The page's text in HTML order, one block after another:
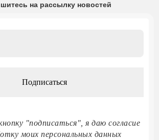
на рассылку новостей
"подписаться", я даю согласие
моих персональных данных